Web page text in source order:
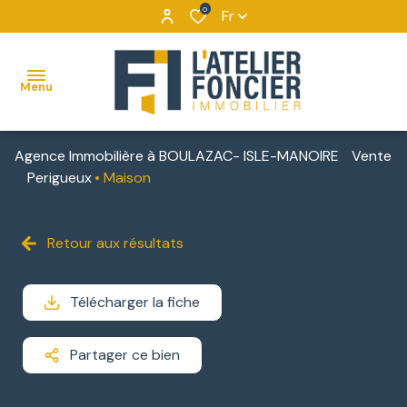
0 Fr
Menu
ACCUEIL
TERRAINS
IMMEUBLES
DE
BIENS
VENDUS
IMMOBILIER
D'ENTREPRISE
DÉCOUVRIR
NOUS
CONTACTER
NOUS
Agence Immobilière à BOULAZAC- ISLE-MANOIRE
Vente
Perigueux
Maison
Retour aux résultats
Télécharger la fiche
Partager ce bien